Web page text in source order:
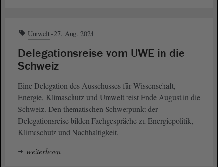
Umwelt 27. Aug. 2024
Delegationsreise vom UWE in die
Schweiz
Eine Delegation des Ausschusses für Wissenschaft,
Energie, Klimaschutz und Umwelt reist Ende August in die
Schweiz. Den thematischen Schwerpunkt der
Delegationsreise bilden Fachgespräche zu Energiepolitik,
Klimaschutz und Nachhaltigkeit.
weiterlesen